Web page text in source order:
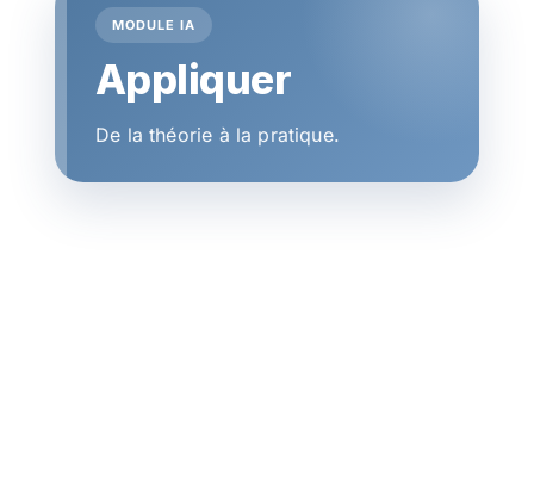
MODULE IA
Appliquer
De la théorie à la pratique.